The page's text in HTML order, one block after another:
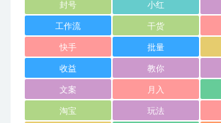
封号 小红
工作流 干货
快手 批量
收益 教你
文案 月入
淘宝 玩法